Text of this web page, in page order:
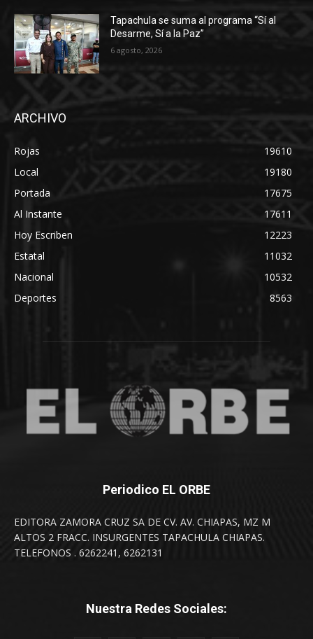
Tapachula se suma al programa “Sí al
Desarme, Sí a la Paz”
6 agosto, 2026
ARCHIVO
Rojas
19610
Local
19180
Portada
17675
Al Instante
17611
Hoy Escriben
12223
Estatal
11032
Nacional
10532
Deportes
8563
Periodico EL ORBE
EDITORA ZAMORA CRUZ SA DE CV. AV. CHIAPAS, MZ M
ALTOS 2 FRACC. INSURGENTES TAPACHULA CHIAPAS.
TELEFONOS . 6262241, 6262131
Nuestra Redes Sociales: